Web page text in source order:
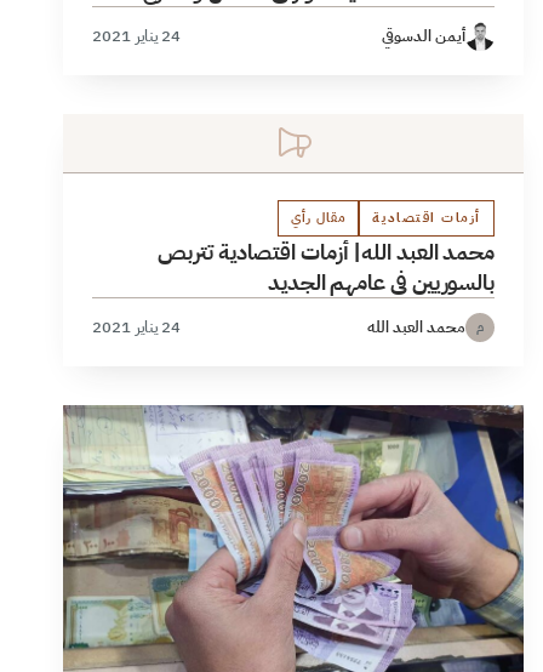
أيمن الدسوقي 24 يناير 2021
أزمات اقتصادية مقال رأي
محمد العبد الله| أزمات اقتصادية تتربص
بالسوريين في عامهم الجديد
م محمد العبد الله 24 يناير 2021